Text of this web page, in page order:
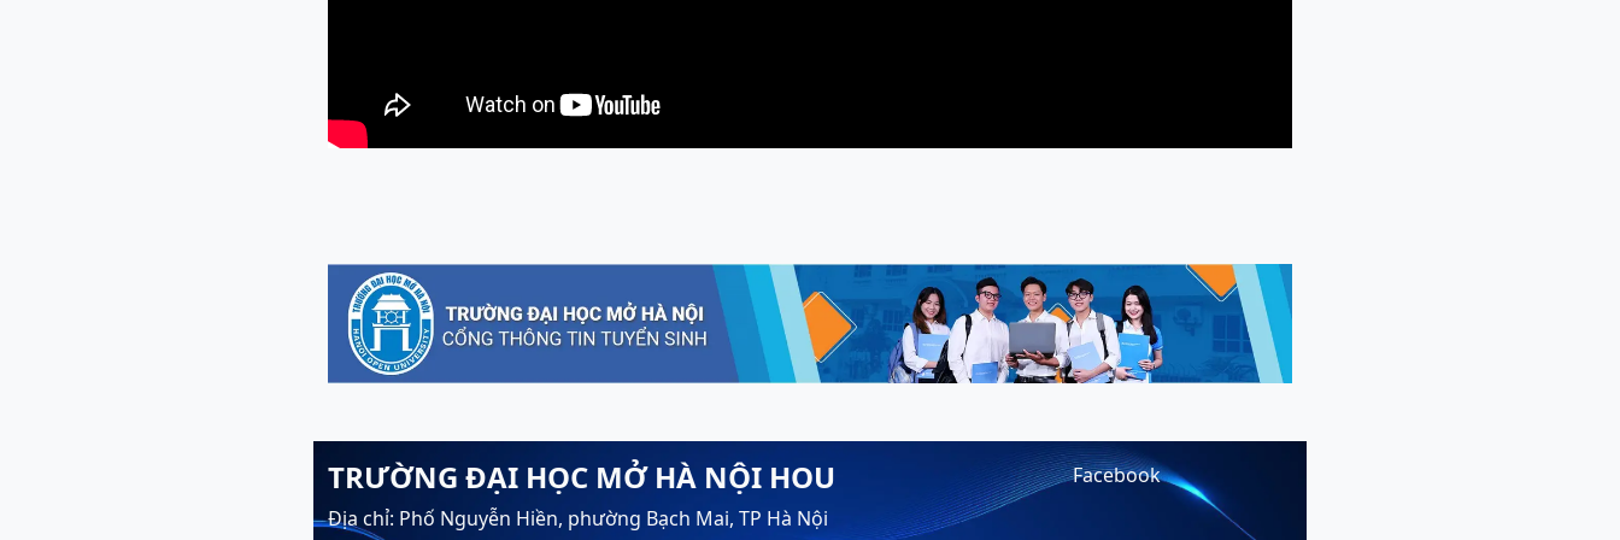
TRƯỜNG ĐẠI HỌC MỞ HÀ NỘI HOU
Địa chỉ: Phố Nguyễn Hiền, phường Bạch Mai, TP Hà Nội
Facebook